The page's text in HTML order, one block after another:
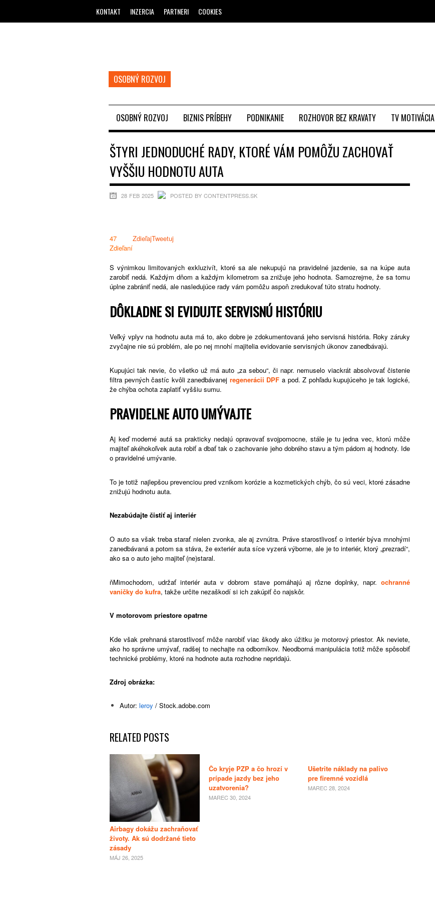
KONTAKT INZERCIA PARTNERI COOKIES
OSOBNÝ ROZVOJ
OSOBNÝ ROZVOJ BIZNIS PRÍBEHY PODNIKANIE ROZHOVOR BEZ KRAVATY TV MOTIVÁCIA
ŠTYRI JEDNODUCHÉ RADY, KTORÉ VÁM POMÔŽU ZACHOVAŤ
VYŠŠIU HODNOTU AUTA
28 FEB 2025 POSTED BY CONTENTPRESS.SK
47
Zdieľaní
ZdieľajTweetuj
S výnimkou limitovaných exkluzivít, ktoré sa ale nekupujú na pravidelné jazdenie, sa na kúpe auta
zarobiť nedá. Každým dňom a každým kilometrom sa znižuje jeho hodnota. Samozrejme, že sa tomu
úplne zabrániť nedá, ale nasledujúce rady vám pomôžu aspoň zredukovať túto stratu hodnoty.
DÔKLADNE SI EVIDUJTE SERVISNÚ HISTÓRIU
Veľký vplyv na hodnotu auta má to, ako dobre je zdokumentovaná jeho servisná história. Roky záruky
zvyčajne nie sú problém, ale po nej mnohí majitelia evidovanie servisných úkonov zanedbávajú.
Kupujúci tak nevie, čo všetko už má auto „za sebou“, či napr. nemuselo viackrát absolvovať čistenie
filtra pevných častíc kvôli zanedbávanej regenerácii DPF a pod. Z pohľadu kupujúceho je tak logické,
že chýba ochota zaplatiť vyššiu sumu.
PRAVIDELNE AUTO UMÝVAJTE
Aj keď moderné autá sa prakticky nedajú opravovať svojpomocne, stále je tu jedna vec, ktorú môže
majiteľ akéhokoľvek auta robiť a dbať tak o zachovanie jeho dobrého stavu a tým pádom aj hodnoty. Ide
o pravidelné umývanie.
To je totiž najlepšou prevenciou pred vznikom korózie a kozmetických chýb, čo sú veci, ktoré zásadne
znižujú hodnotu auta.
Nezabúdajte čistiť aj interiér
O auto sa však treba starať nielen zvonka, ale aj zvnútra. Práve starostlivosť o interiér býva mnohými
zanedbávaná a potom sa stáva, že exteriér auta síce vyzerá výborne, ale je to interiér, ktorý „prezradí“,
ako sa o auto jeho majiteľ (ne)staral.
ňMimochodom, udržať interiér auta v dobrom stave pomáhajú aj rôzne doplnky, napr. ochranné
vaničky do kufra, takže určite nezaškodí si ich zakúpiť čo najskôr.
V motorovom priestore opatrne
Kde však prehnaná starostlivosť môže narobiť viac škody ako úžitku je motorový priestor. Ak neviete,
ako ho správne umývať, radšej to nechajte na odborníkov. Neodborná manipulácia totiž môže spôsobiť
technické problémy, ktoré na hodnote auta rozhodne nepridajú.
Zdroj obrázka:
Autor: leroy / Stock.adobe.com
RELATED POSTS
Airbagy dokážu zachraňovať
životy. Ak sú dodržané tieto
zásady
MÁJ 26, 2025
Čo kryje PZP a čo hrozí v
prípade jazdy bez jeho
uzatvorenia?
MAREC 30, 2024
Ušetrite náklady na palivo
pre firemné vozidlá
MAREC 28, 2024